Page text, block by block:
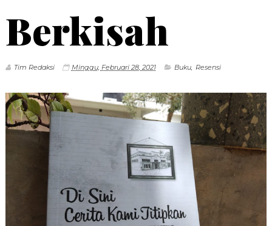
Berkisah
Tim Redaksi Minggu, Februari 28, 2021 Buku, Resensi